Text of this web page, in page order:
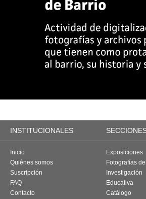
INSTITUCIONALES
Inicio
Quiénes somos
Suscripción
FAQ
Contacto
Exposiciones
Fotografías
Investigación
Educativa
Catálogo